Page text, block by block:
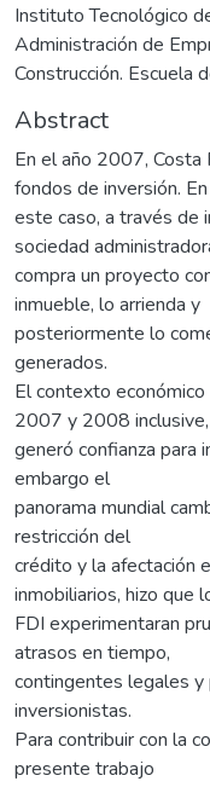
Instituto Tecnológico
Administración de
Construcción. Escuela
Abstract
En el año 2007, Costa
fondos de inversión. En
este caso, a través de
sociedad
compra un proyecto
inmueble, lo arrienda y
posteriormente lo
generados.
El contexto
2007 y 2008 inclusive,
generó confianza para
embargo el
panorama mundial
restricción del
crédito y la afectación
inmobiliarios, hizo que
FDI experimentaran
atrasos en tiempo,
contingentes legales
inversionistas.
Para contribuir con la
presente trabajo